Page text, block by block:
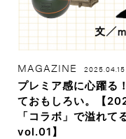
MAGAZINE 2025.04.15
プレミア感に心躍
ておもしろい。【
「コラボ」で溢れ
vol.01】